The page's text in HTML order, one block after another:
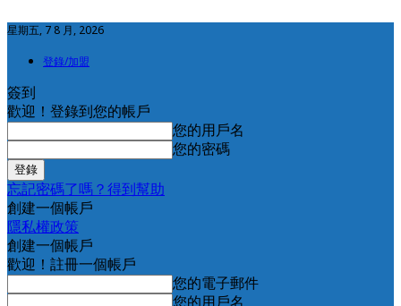
星期五, 7 8 月, 2026
登錄/加盟
簽到
歡迎！登錄到您的帳戶
您的用戶名
您的密碼
忘記密碼了嗎？得到幫助
創建一個帳戶
隱私權政策
創建一個帳戶
歡迎！註冊一個帳戶
您的電子郵件
您的用戶名